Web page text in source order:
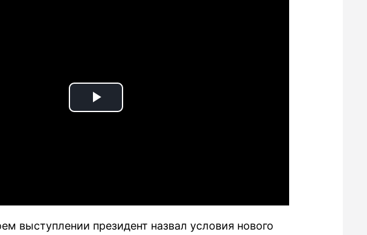
Play
выступлении президент назвал условия нового